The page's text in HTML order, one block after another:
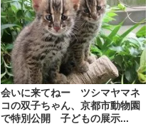
会いに来てねー ツシマヤマネ
コの双子ちゃん、京都市動物園
で特別公開 子どもの展示...